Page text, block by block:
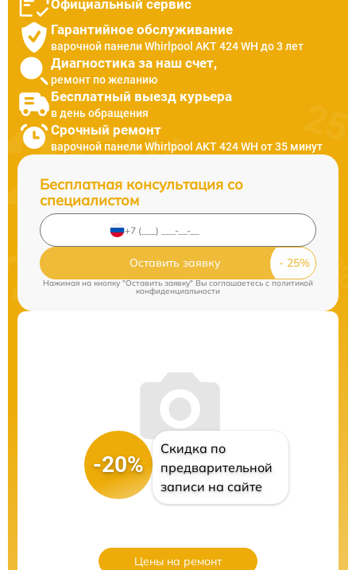
Официальный сервис
Гарантийное обслуживание
варочной панели Whirlpool AKT 424 WH до 3 лет
Диагностика за наш счет,
ремонт по желанию
Бесплатный выезд курьера
в день обращения
Срочный ремонт
варочной панели Whirlpool AKT 424 WH от 35 минут
Бесплатная консультация со
специалистом
Оставить заявку
Нажимая на кнопку "Оставить заявку" Вы соглашаетесь c политикой
конфиденциальности
-20%
Скидка по
предварительной
записи на сайте
Цены на ремонт